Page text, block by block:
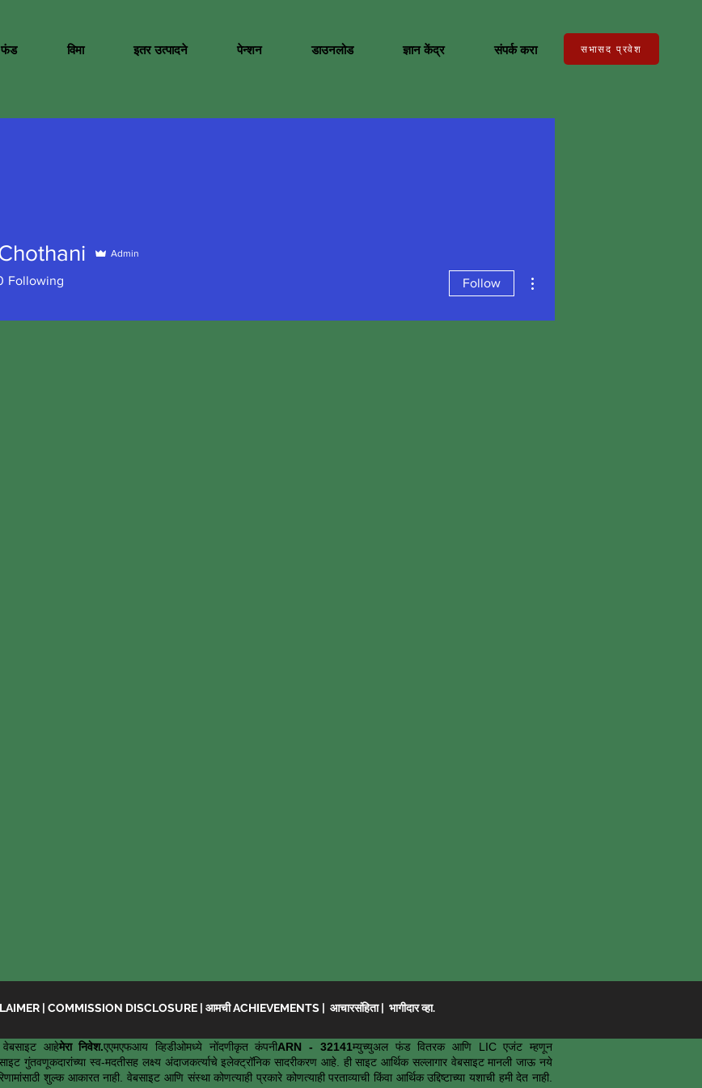
फंड विमा इतर उत्पादने पेन्शन डाउनलोड ज्ञान केंद्र संपर्क करा सभासद प्रवेश
Admin
Following Follow
| COMMISSION DISCLOSURE | आमची ACHIEVEMENTS | आचारसंहिता| भागीदार व्हा.
आहेमेरा निवेश.एएमएफआय व्हिडीओमध्ये नोंदणीकृत कंपनीARN - 32141म्युच्युअल फंड वितरक आणि LIC एजंट म्हणून
गुंतवणूकदारांच्या स्व-मदतीसह लक्ष्य अंदाजकर्त्याचे इलेक्ट्रॉनिक सादरीकरण आहे. ही साइट आर्थिक सल्लागार वेबसाइट मानली जाऊ नये
शुल्क आकारत नाही. वेबसाइट आणि संस्था कोणत्याही प्रकारे कोणत्याही परताव्याची किंवा आर्थिक उद्दिष्टाच्या यशाची हमी देत नाही.